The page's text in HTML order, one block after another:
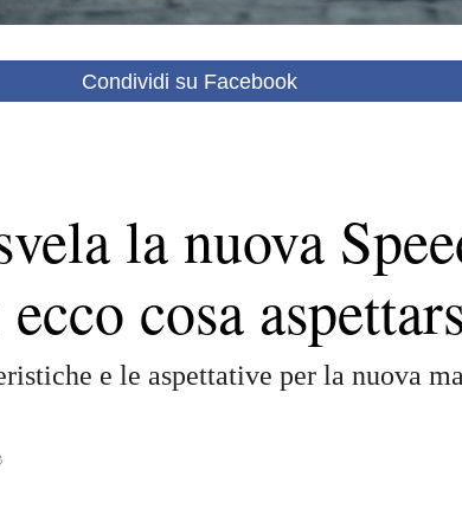
Condividi su Facebook
la nuova
cosa
e le aspettative per la nuova